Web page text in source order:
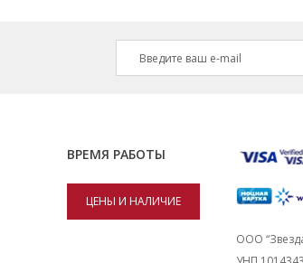
ВРЕМЯ РАБОТЫ
ЦЕНЫ И НАЛИЧИЕ
ООО